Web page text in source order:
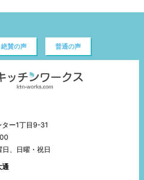
絶賛の声 普通の声
ー1丁目9-31
、日曜・祝日
通